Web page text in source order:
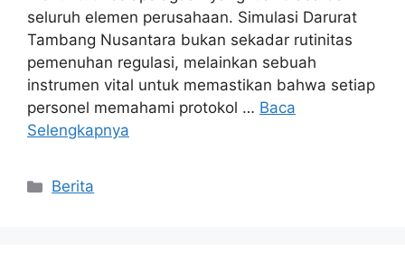
seluruh elemen perusahaan. Simulasi Darurat
Tambang Nusantara bukan sekadar rutinitas
pemenuhan regulasi, melainkan sebuah
instrumen vital untuk memastikan bahwa setiap
personel memahami protokol … Baca
Selengkapnya
Kategori
Berita